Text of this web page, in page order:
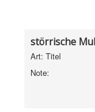
störrische
Art: Titel
Note: